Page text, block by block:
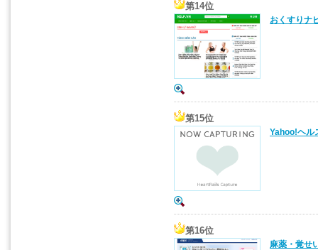
第14位
おくすりナ
第15位
Yahoo!ヘル
第16位
麻薬・覚せ